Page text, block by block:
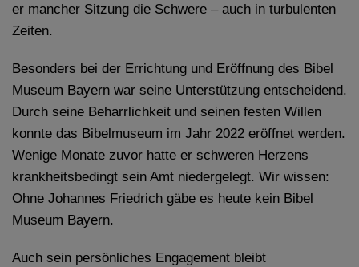
er mancher Sitzung die Schwere – auch in turbulenten
Zeiten.
Besonders bei der Errichtung und Eröffnung des Bibel
Museum Bayern war seine Unterstützung entscheidend.
Durch seine Beharrlichkeit und seinen festen Willen
konnte das Bibelmuseum im Jahr 2022 eröffnet werden.
Wenige Monate zuvor hatte er schweren Herzens
krankheitsbedingt sein Amt niedergelegt. Wir wissen:
Ohne Johannes Friedrich gäbe es heute kein Bibel
Museum Bayern.
Auch sein persönliches Engagement bleibt